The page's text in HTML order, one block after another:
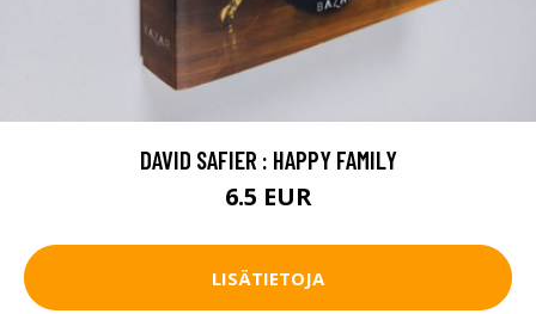
DAVID SAFIER : HAPPY FAMILY
6.5 EUR
LISÄTIETOJA